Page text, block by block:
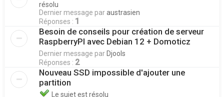
résolu
Dernier message paraustrasien
Réponses : 1
Besoin de conseils pour création de serveur
RaspberryPI avec Debian 12 + Domoticz
Dernier message par Djools
Réponses : 2
Nouveau SSD impossible d'ajouter une
partition
Le sujet est résolu